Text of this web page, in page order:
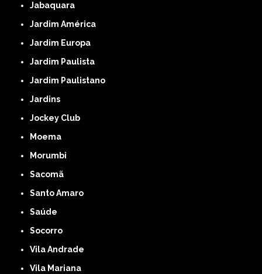
Jabaquara
Jardim América
Jardim Europa
Jardim Paulista
Jardim Paulistano
Jardins
Jockey Club
Moema
Morumbi
Sacomã
Santo Amaro
Saúde
Socorro
Vila Andrade
Vila Mariana